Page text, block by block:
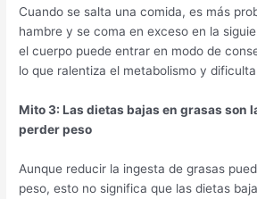
Cuando se salta una comida, es más
hambre y se coma en exceso en la
el cuerpo puede entrar en modo de
lo que ralentiza el metabolismo y
Mito 3: Las dietas bajas en grasas son
perder peso
Aunque reducir la ingesta de grasas
peso, esto no significa que las dietas